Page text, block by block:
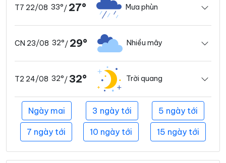
T7 22/08 33°/ 27° Mưa phùn
CN 23/08 32°/ 29° Nhiều mây
T2 24/08 32°/32° Trời quang
Ngày mai 3 ngày tới 5 ngày tới
7 ngày tới 10 ngày tới 15 ngày tới